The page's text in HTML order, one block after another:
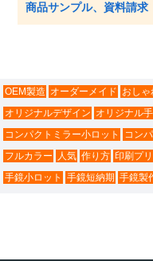
商品サンプル、資料請求
OEM製造 オーダーメイド おしゃ
オリジナルデザイン オリジナル
コンパクトミラー小ロット
コン
フルカラー
人気 作り方 印刷プ
手鏡小ロット
手鏡短納期 手鏡製